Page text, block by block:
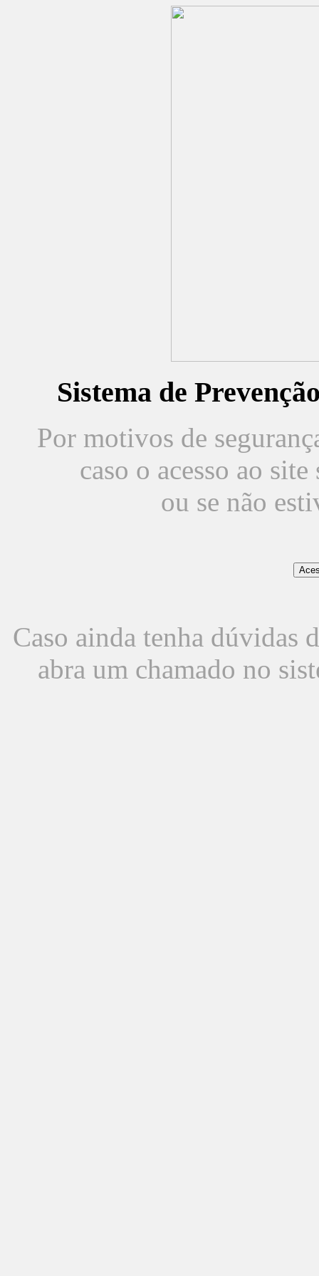
Sistema de
Por motivos de
caso o acesso ao
ou se não
Caso ainda tenha dúvidas
abra um chamado no